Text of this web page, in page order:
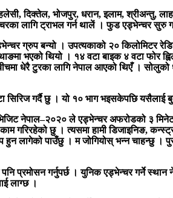
दिक्तेल, भोजपुर, धरान, इलाम, श्रीअन्तु,
लागि ट्राभल गर्न थालें । फुड एड्भेन्चर सुरु
ग्रुप बन्यो । उपत्यकाको २० किलोमिटर
भएको थियो । १४ वटा बाइक ४ वटा फोर
धेरै टुरका लागि नेपाल आएको थिएँ । सोलुको
सिरिज गर्दै छु । यो १० भाग भइसकेपछि
नेपाल–२०२० ले एड्भेन्चर अफरोडको ३
गरिरहेको छु । त्यसमा हामी डिजाइनिङ,
हुन लागेको पाउँछु । म जोगियोस् भन्न चाहन्छु
पनि प्रमोसन गर्नुपर्छ । युनिक एड्भेन्चर गर्ने
लाग्छ ।